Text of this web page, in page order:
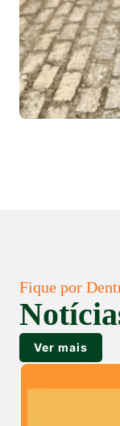
Fique por
Ver mais